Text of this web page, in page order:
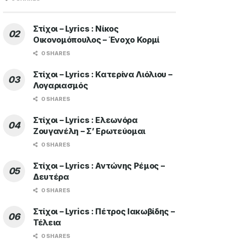
Στίχοι – Lyrics : Νίκος
Οικονομόπουλος – Ένοχο Κορμί
0 SHARES
Στίχοι – Lyrics : Κατερίνα Λιόλιου –
Λογαριασμός
0 SHARES
Στίχοι – Lyrics : Ελεωνόρα
Ζουγανέλη – Σ’ Ερωτεύομαι
0 SHARES
Στίχοι – Lyrics : Αντώνης Ρέμος –
Δευτέρα
0 SHARES
Στίχοι – Lyrics : Πέτρος Ιακωβίδης –
Τέλεια
0 SHARES